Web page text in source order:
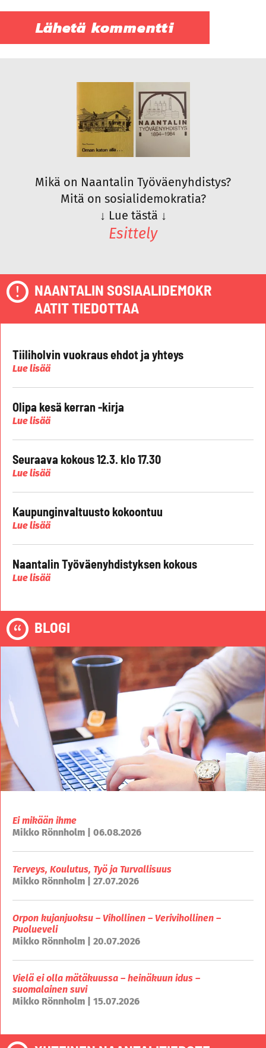
Mikä on Naantalin Työväenyhdistys?
Mitä on sosialidemokratia?
↓ Lue tästä ↓
Esittely
NAANTALIN SOSIAALIDEMOKR
AATIT TIEDOTTAA
Tiiliholvin vuokraus ehdot ja yhteys
Lue lisää
Olipa kesä kerran -kirja
Lue lisää
Seuraava kokous 12.3. klo 17.30
Lue lisää
Kaupunginvaltuusto kokoontuu
Lue lisää
Naantalin Työväenyhdistyksen kokous
Lue lisää
BLOGI
Ei mikään ihme
Mikko Rönnholm | 06.08.2026
Terveys, Koulutus, Työ ja Turvallisuus
Mikko Rönnholm | 27.07.2026
Orpon kujanjuoksu – Vihollinen – Verivihollinen –
Puolueveli
Mikko Rönnholm | 20.07.2026
Vielä ei olla mätäkuussa – heinäkuun idus –
suomalainen suvi
Mikko Rönnholm | 15.07.2026